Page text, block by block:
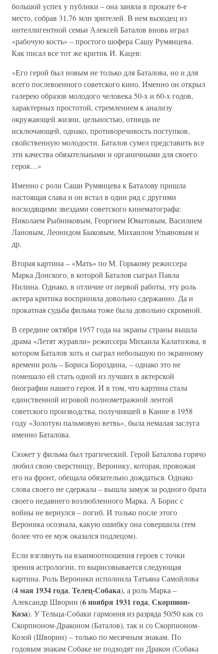
большой успех у публики – она заняла в прокате 6-е
место, собрав 31,76 млн зрителей. В нем выходец из
интеллигентной семьи Алексей Баталов вновь играл
«рабочую кость» – простого шофера Сашу Румянцева.
Как писал все тот же критик И. Кацев:
«Его герой был новым не только для Баталова, но и для
всего послевоенного советского кино. Именно он открыл
галерею образов молодого человека 50-х и 60-х годов,
характерных простотой, стремлением к анализу
окружающей жизни, цельностью, отнюдь не
исключающей, однако, противоречивость поступков,
свойственную молодости. Баталов сумел представить все
эти качества обязательными и органичными для своего
героя…»
Именно с роли Саши Румянцева к Баталову пришла
настоящая слава и он встал в один ряд с другими
восходящими звездами советского кинематографа:
Николаем Рыбниковым, Георгием Юматовым, Василием
Лановым, Леонидом Быковым, Михаилом Ульяновым и
др.
Вторая картина – «Мать» по М. Горькому режиссера
Марка Донского, в которой Баталов сыграл Павла
Нилина. Однако, в отличие от первой работы, эту роль
актера критика восприняла довольно сдержанно. Да и
прокатная судьба фильма тоже была довольно скромной.
В середине октября 1957 года на экраны страны вышла
драма «Летят журавли» режиссера Михаила Калатозова, в
котором Баталов хоть и сыграл небольшую по экранному
времени роль – Бориса Бороздина, – однако это не
помешало ей стать одной из лучших в актерской
биографии нашего героя. И в том, что картина стала
единственной игровой полнометражной лентой
советского производства, получившей в Канне в 1958
году «Золотую пальмовую ветвь», была немалая заслуга
именно Баталова.
Сюжет у фильма был трагический. Герой Баталова горячо
любил свою сверстницу, Веронику, которая, провожая
его на фронт, обещала обязательно дождаться. Однако
слова своего не сдержала – вышла замуж за родного брата
своего недавнего возлюбленного Марка. А Борис с
войны не вернулся – погиб. И только после этого
Вероника осознала, какую ошибку она совершила (тем
более что ее муж оказался подлецом).
Если взглянуть на взаимоотношения героев с точки
зрения астрологии, то вырисовывается следующая
картина. Роль Вероники исполнила Татьяна Самойлова
(4 мая 1934 года, Телец-Собака), а роль Марка –
Александр Шворин (6 ноября 1931 года, Скорпион-
Коза). У Тельца-Собаки гармония из разряда 50/50 как со
Скорпионом-Драконом (Баталов), так и со Скорпионом-
Козой (Шворин) – только по месячным знакам. По
годовым знакам Собаке не подходят ни Дракон (Собака